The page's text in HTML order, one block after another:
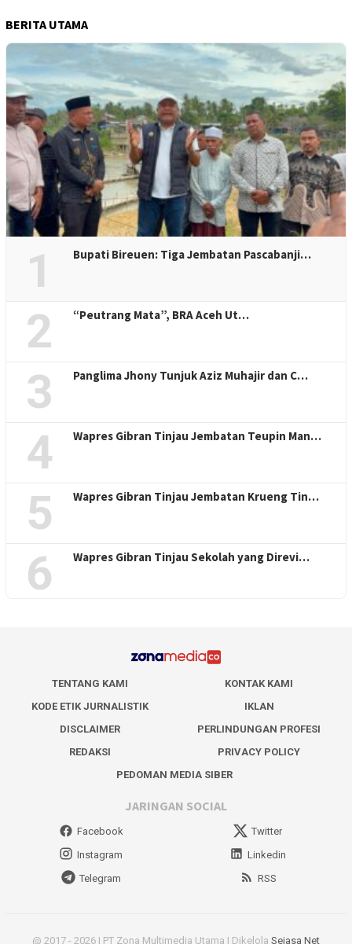
BERITA UTAMA
1 Bupati Bireuen: Tiga Jembatan Pascabanji…
2 “Peutrang Mata”, BRA Aceh Ut…
3 Panglima Jhony Tunjuk Aziz Muhajir dan C…
4 Wapres Gibran Tinjau Jembatan Teupin Man…
5 Wapres Gibran Tinjau Jembatan Krueng Tin…
6 Wapres Gibran Tinjau Sekolah yang Direvi…
TENTANG KAMI
KONTAK KAMI
KODE ETIK JURNALISTIK
IKLAN
DISCLAIMER
PERLINDUNGAN PROFESI
REDAKSI
PRIVACY POLICY
PEDOMAN MEDIA SIBER
JARINGAN SOCIAL
Facebook
Twitter
Instagram
Linkedin
Telegram
RSS
@ 2017 - 2026 | PT Zona Multimedia Utama | Dikelola Sejasa Net